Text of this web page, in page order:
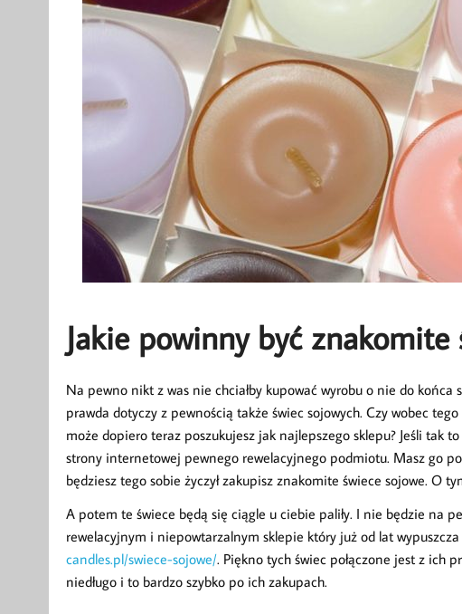
Jakie powinny być znakomite
Na pewno nikt z was nie chciałby kupować wyrobu o nie do końca
prawda dotyczy z pewnością także świec sojowych. Czy wobec
może dopiero teraz poszukujesz jak najlepszego sklepu? Jeśli tak
strony internetowej pewnego rewelacyjnego podmiotu. Masz go
będziesz tego sobie życzył zakupisz znakomite świece sojowe. O
A potem te świece będą się ciągle u ciebie paliły. I nie będzie na
rewelacyjnym i niepowtarzalnym sklepie który już od lat
candles.pl/swiece-sojowe/. Piękno tych świec połączone jest z ich
niedługo i to bardzo szybko po ich zakupach.